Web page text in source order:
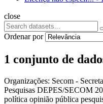
close
Ordenar por
1 conjunto de
Organizações: Secom -
Pesquisas DEPES/SECOM
política opinião pública